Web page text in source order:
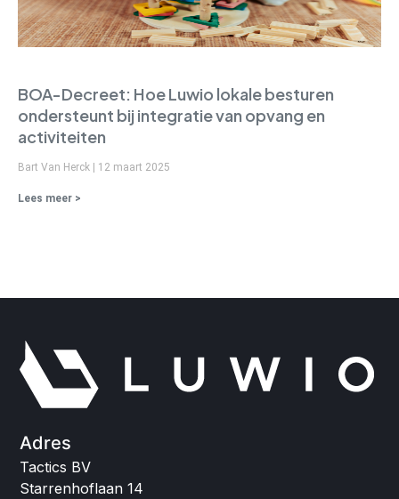
BOA-Decreet: Hoe Luwio lokale besturen
ondersteunt bij integratie van opvang en
activiteiten
Bart Van Herck 12 maart 2025
Lees meer >
Adres
Tactics BV
Starrenhoflaan 14